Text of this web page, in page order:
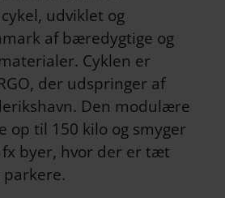
udviklet og
af bæredygtige og
Cyklen er
der udspringer af
Den modulære
op til 150 kilo og smyger
byer, hvor der er tæt